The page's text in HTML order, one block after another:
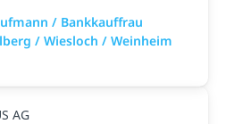
/ Bankkauffrau
/ Wiesloch / Weinheim
AG